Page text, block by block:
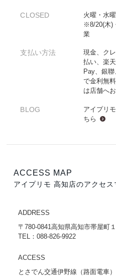
CLOSED
火曜・水
※8/20(木)
業
支払い方法
現金、ク
払い、楽
Pay、銀
で金利無
は店舗へ
BLOG アイプリ
ちら
ACCESS MAP
アイプリモ 高知店のアクセス
ADDRESS
〒780-0841高知県高知市帯屋町
TEL：088-826-9922
ACCESS
とさでん交通伊野線（路面電車）